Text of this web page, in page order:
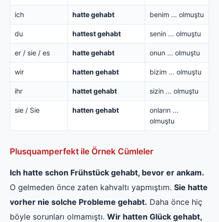
ich hatte gehabt benim ... olmuştu
du hattest gehabt senin ... olmuştu
er / sie / es hatte gehabt onun ... olmuştu
wir hatten gehabt bizim ... olmuştu
ihr hattet gehabt sizin ... olmuştu
sie / Sie hatten gehabt
onların ...
olmuştu
Plusquamperfekt ile Örnek Cümleler
Ich hatte schon Frühstück gehabt, bevor er ankam.
O gelmeden önce zaten kahvaltı yapmıştım. Sie hatte
vorher nie solche Probleme gehabt. Daha önce hiç
böyle sorunları olmamıştı. Wir hatten Glück gehabt,